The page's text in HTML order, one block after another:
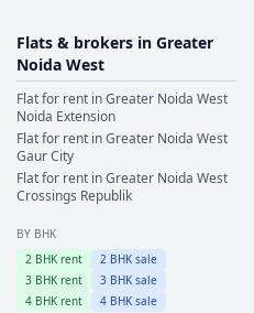
Flats & brokers in Greater
Noida West
Flat for rent inGreater Noida West
Noida Extension
Flat for rent inGreater Noida West
Gaur City
Flat for rent inGreater Noida West
Crossings Republik
BY BHK
2 BHK rent 2 BHK sale
3 BHK rent 3 BHK sale
4 BHK rent 4 BHK sale